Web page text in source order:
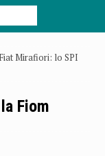
Fiat Mirafiori: lo SPI
Fiom